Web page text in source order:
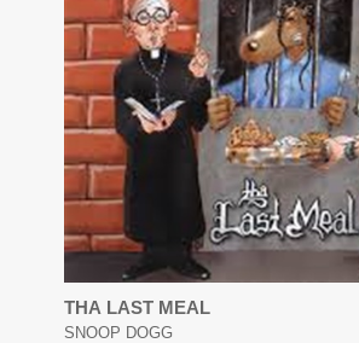
THA LAST MEAL
SNOOP DOGG